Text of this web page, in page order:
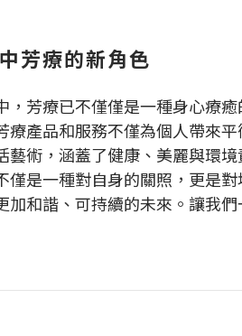
芳療的新角色
，芳療已不僅僅是一種身心療
療產品和服務不僅為個人帶來
藝術，涵蓋了健康、美麗與環境
僅是一種對自身的關照，更是
加和諧、可持續的未來。讓我